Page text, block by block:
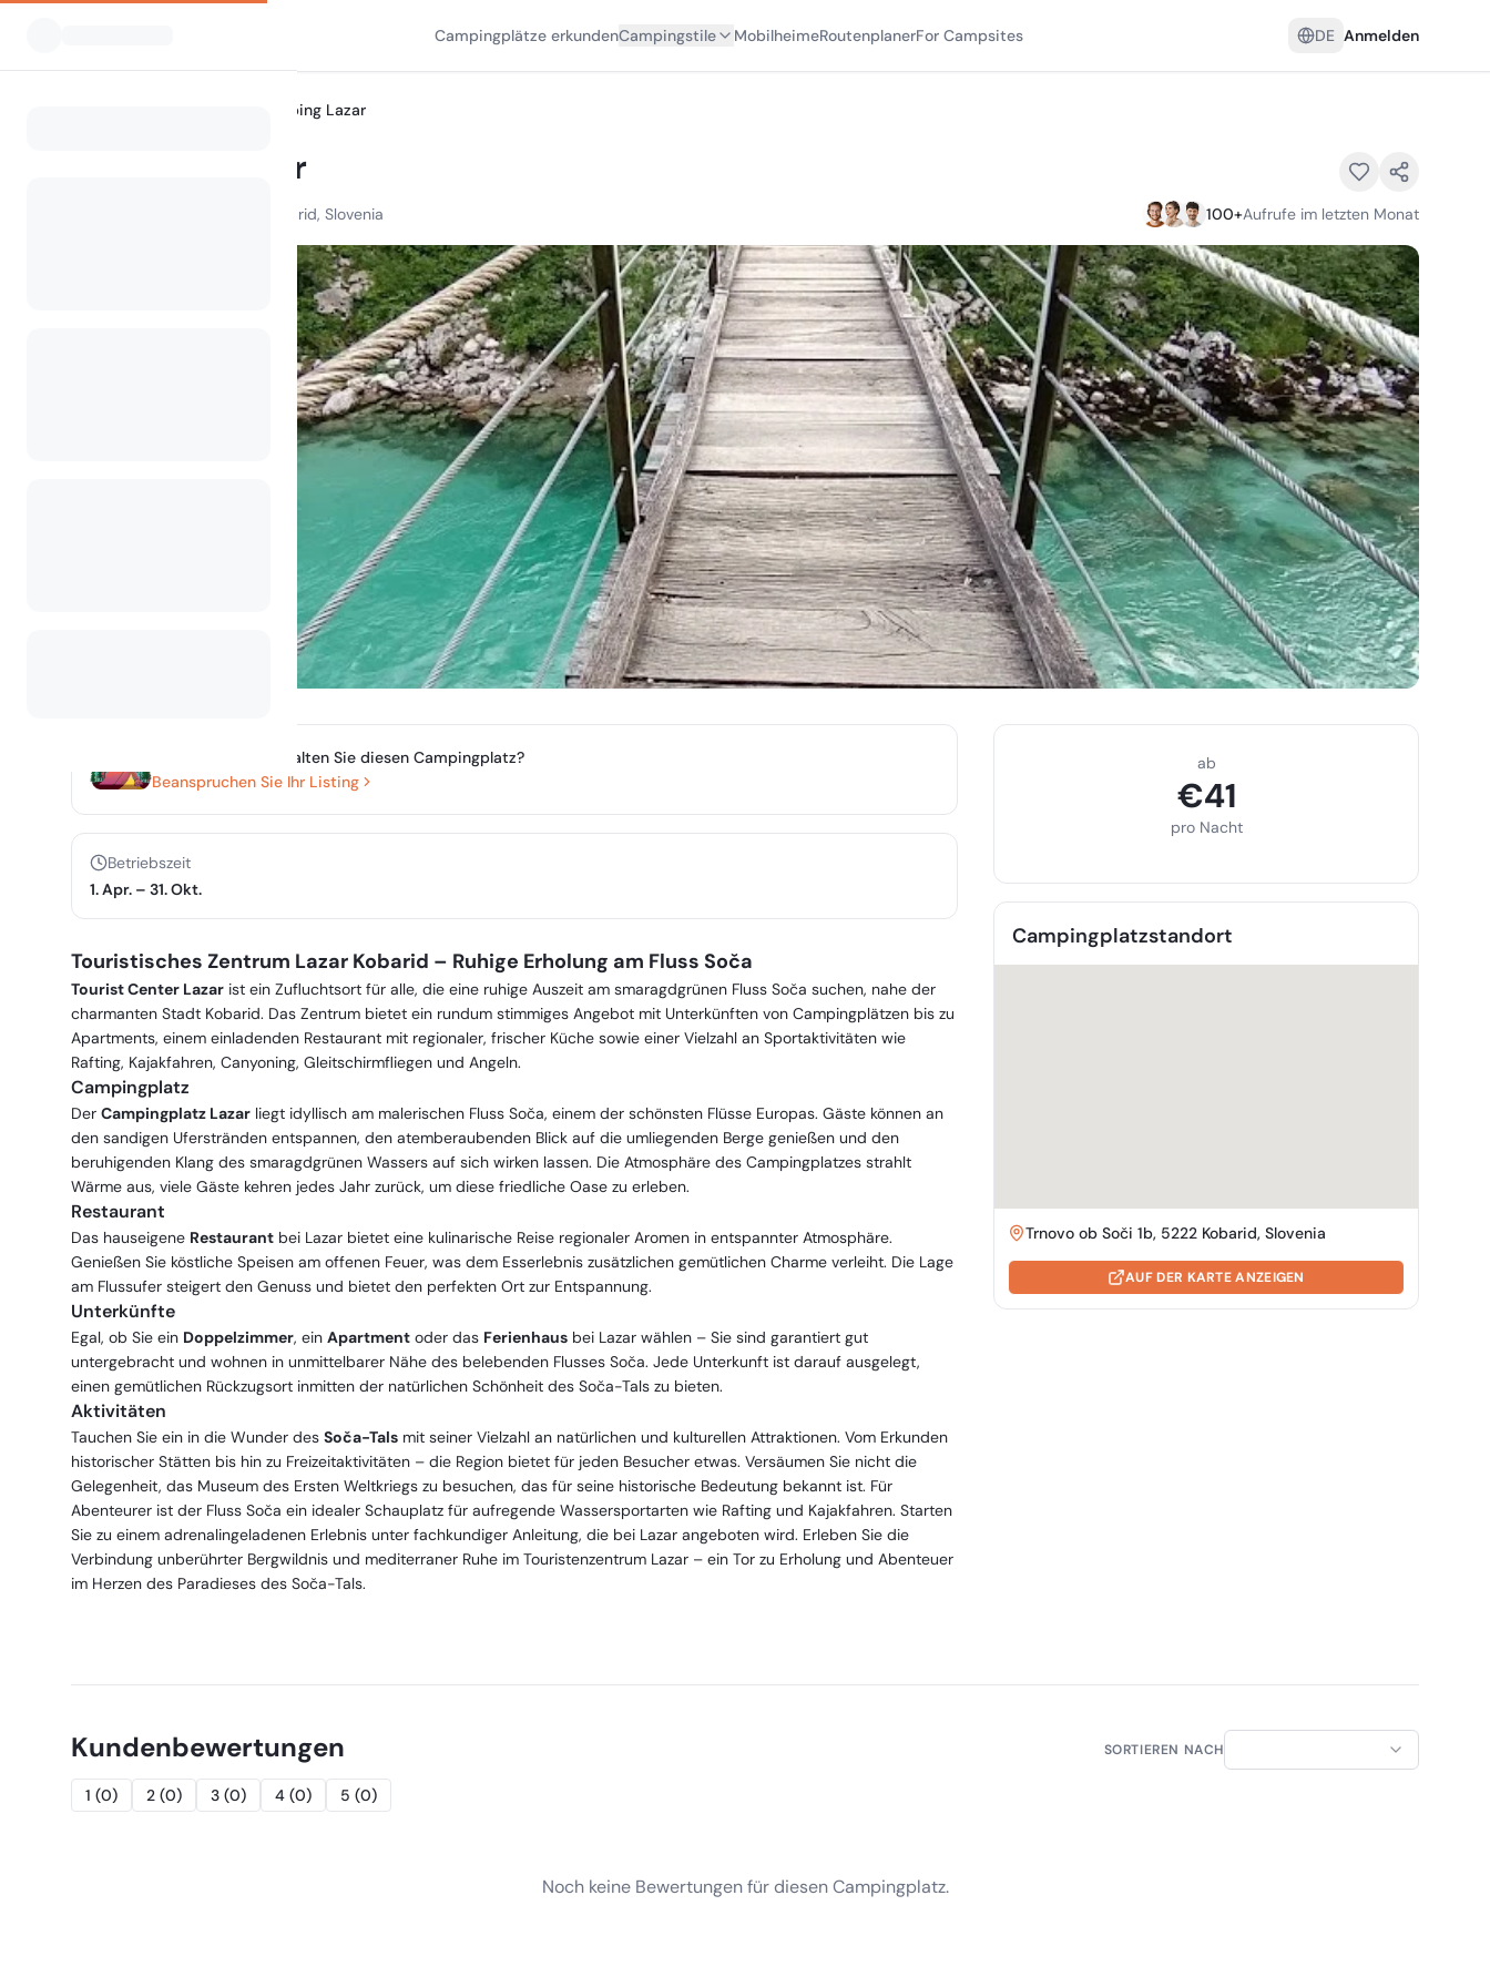
Campingplätze erkundenCampingstile MobilheimeRoutenplanerFor Campsites DE Anmelden
Camping Lazar
Camping Lazar
Trnovo ob Soči 1b, 5222 Kobarid, Slovenia 100+Aufrufe im letzten Monat
Besitzen oder verwalten Sie diesen Campingplatz?
Beanspruchen Sie Ihr Listing
Betriebszeit
1. Apr. – 31. Okt.
Touristisches Zentrum Lazar Kobarid – Ruhige Erholung am Fluss Soča
Tourist Center Lazar ist ein Zufluchtsort für alle, die eine ruhige Auszeit am smaragdgrünen Fluss Soča suchen, nahe der
charmanten Stadt Kobarid. Das Zentrum bietet ein rundum stimmiges Angebot mit Unterkünften von Campingplätzen bis zu
Apartments, einem einladenden Restaurant mit regionaler, frischer Küche sowie einer Vielzahl an Sportaktivitäten wie
Rafting, Kajakfahren, Canyoning, Gleitschirmfliegen und Angeln.
Campingplatz
Der Campingplatz Lazar liegt idyllisch am malerischen Fluss Soča, einem der schönsten Flüsse Europas. Gäste können an
den sandigen Uferstränden entspannen, den atemberaubenden Blick auf die umliegenden Berge genießen und den
beruhigenden Klang des smaragdgrünen Wassers auf sich wirken lassen. Die Atmosphäre des Campingplatzes strahlt
Wärme aus, viele Gäste kehren jedes Jahr zurück, um diese friedliche Oase zu erleben.
Restaurant
Das hauseigene Restaurant bei Lazar bietet eine kulinarische Reise regionaler Aromen in entspannter Atmosphäre.
Genießen Sie köstliche Speisen am offenen Feuer, was dem Esserlebnis zusätzlichen gemütlichen Charme verleiht. Die Lage
am Flussufer steigert den Genuss und bietet den perfekten Ort zur Entspannung.
Unterkünfte
Egal, ob Sie ein Doppelzimmer, ein Apartment oder das Ferienhaus bei Lazar wählen – Sie sind garantiert gut
untergebracht und wohnen in unmittelbarer Nähe des belebenden Flusses Soča. Jede Unterkunft ist darauf ausgelegt,
einen gemütlichen Rückzugsort inmitten der natürlichen Schönheit des Soča-Tals zu bieten.
Aktivitäten
Tauchen Sie ein in die Wunder des Soča-Tals mit seiner Vielzahl an natürlichen und kulturellen Attraktionen. Vom Erkunden
historischer Stätten bis hin zu Freizeitaktivitäten – die Region bietet für jeden Besucher etwas. Versäumen Sie nicht die
Gelegenheit, das Museum des Ersten Weltkriegs zu besuchen, das für seine historische Bedeutung bekannt ist. Für
Abenteurer ist der Fluss Soča ein idealer Schauplatz für aufregende Wassersportarten wie Rafting und Kajakfahren. Starten
Sie zu einem adrenalingeladenen Erlebnis unter fachkundiger Anleitung, die bei Lazar angeboten wird. Erleben Sie die
Verbindung unberührter Bergwildnis und mediterraner Ruhe im Touristenzentrum Lazar – ein Tor zu Erholung und Abenteuer
im Herzen des Paradieses des Soča-Tals.
ab
€41
pro Nacht
Campingplatzstandort
Trnovo ob Soči 1b, 5222 Kobarid, Slovenia
AUF DER KARTE ANZEIGEN
Kundenbewertungen
1 (0) 2 (0) 3 (0) 4 (0) 5 (0)
SORTIEREN NACH
Noch keine Bewertungen für diesen Campingplatz.